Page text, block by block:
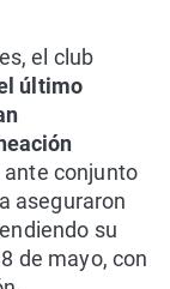
el club
último
ante conjunto
aseguraron
su
de mayo, con